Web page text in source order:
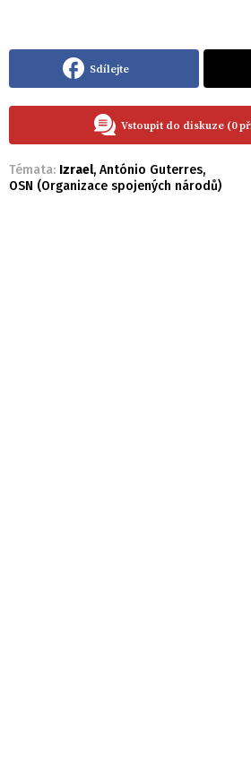
Sdílejte
Vstoupit do diskuze (0
Témata: Izrael, António Guterres,
OSN (Organizace spojených národů)